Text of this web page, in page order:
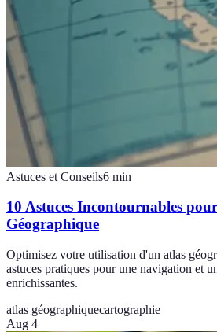
Astuces et Conseils6 min
10 Astuces Incontournables
Géographique
Optimisez votre utilisation d'un atlas
astuces pratiques pour une navigation et
enrichissantes.
atlas géographiquecartographie
Aug 4